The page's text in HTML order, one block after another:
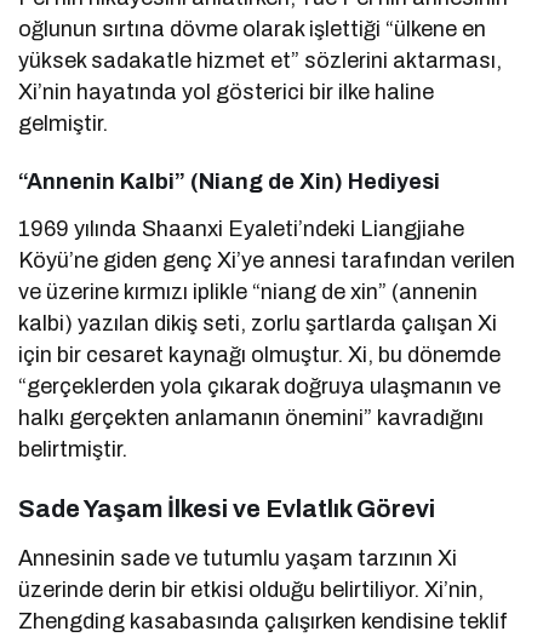
oğlunun sırtına dövme olarak işlettiği “ülkene en
yüksek sadakatle hizmet et” sözlerini aktarması,
Xi’nin hayatında yol gösterici bir ilke haline
gelmiştir.
“Annenin Kalbi” (Niang de Xin) Hediyesi
1969 yılında Shaanxi Eyaleti’ndeki Liangjiahe
Köyü’ne giden genç Xi’ye annesi tarafından verilen
ve üzerine kırmızı iplikle “niang de xin” (annenin
kalbi) yazılan dikiş seti, zorlu şartlarda çalışan Xi
için bir cesaret kaynağı olmuştur. Xi, bu dönemde
“gerçeklerden yola çıkarak doğruya ulaşmanın ve
halkı gerçekten anlamanın önemini” kavradığını
belirtmiştir.
Sade Yaşam İlkesi ve Evlatlık Görevi
Annesinin sade ve tutumlu yaşam tarzının Xi
üzerinde derin bir etkisi olduğu belirtiliyor. Xi’nin,
Zhengding kasabasında çalışırken kendisine teklif